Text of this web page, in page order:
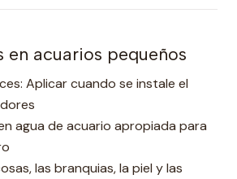
acuarios pequeños
Aplicar cuando se instale el
agua de acuario apropiada para
las branquias, la piel y las